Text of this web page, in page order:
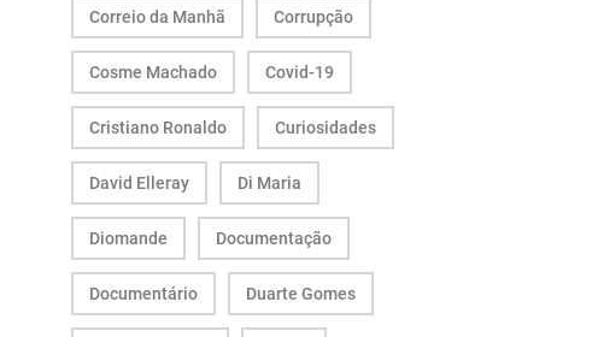
Correio da Manhã Corrupção
Cosme Machado Covid-19
Cristiano Ronaldo Curiosidades
David Elleray Di Maria
Diomande Documentação
Documentário Duarte Gomes